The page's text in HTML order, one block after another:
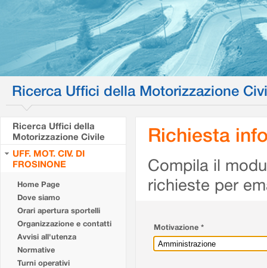
Ricerca Uffici della Motorizzazione
Ricerca Uffici della
Motorizzazione Civile
UFF. MOT. CIV. DI
FROSINONE
Home Page
Dove siamo
Orari apertura sportelli
Organizzazione e contatti
Avvisi all'utenza
Normative
Turni operativi
Richiesta
Compila il
richieste per
Motivazione *